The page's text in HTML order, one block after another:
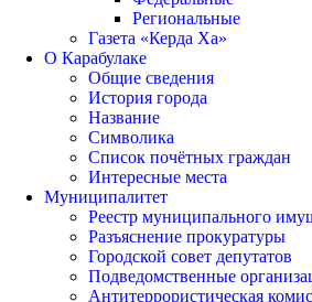
Региональные
Газета «Керда Ха»
О Карабулаке
Общие сведения
История города
Название
Символика
Список почётных граждан
Интересные места
Муниципалитет
Реестр муниципального
Разъяснение прокуратуры
Городской совет депутатов
Подведомственные
Антитеррористическая